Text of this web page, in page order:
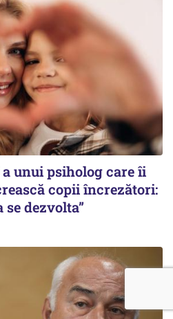
unui psiholog care îi
copii încrezători:
se dezvolta”